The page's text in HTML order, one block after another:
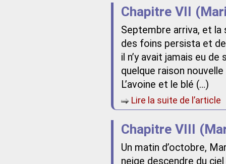
Chapitre VII
Septembre arriva, et la
des foins persista et
il n’y avait jamais eu
quelque raison
L’avoine et le blé (…)
Lire la suite de l’article
Chapitre VIII
Un matin d’octobre,
neige descendre du